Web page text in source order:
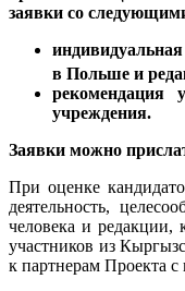
заявки со
в Польше и
рекомендация
учреждения.
Заявки можно
При оценке
деятельность,
человека и редакции,
участников из
к партнерам Проекта